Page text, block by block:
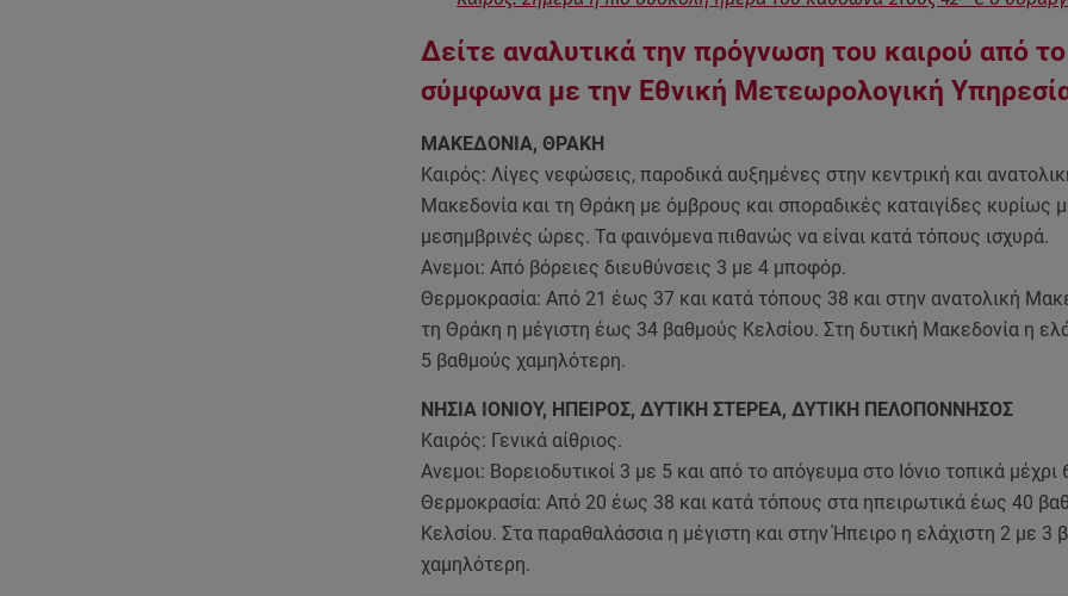
Δείτε αναλυτικά την πρόγνωση του καιρού από
σύμφωνα με την Εθνική Μετεωρολογική
ΜΑΚΕΔΟΝΙΑ, ΘΡΑΚΗ
Καιρός: Λίγες νεφώσεις, παροδικά αυξημένες στην κεντρική και
Μακεδονία και τη Θράκη με όμβρους και σποραδικές καταιγίδες κυρίως
μεσημβρινές ώρες. Τα φαινόμενα πιθανώς να είναι κατά τόπους ισχυρά.
Ανεμοι: Από βόρειες διευθύνσεις 3 με 4 μποφόρ.
Θερμοκρασία: Από 21 έως 37 και κατά τόπους 38 και στην ανατολική
τη Θράκη η μέγιστη έως 34 βαθμούς Κελσίου. Στη δυτική Μακεδονία η
5 βαθμούς χαμηλότερη.
ΝΗΣΙΑ ΙΟΝΙΟΥ, ΗΠΕΙΡΟΣ, ΔΥΤΙΚΗ ΣΤΕΡΕΑ, ΔΥΤΙΚΗ ΠΕΛΟΠΟΝΝΗΣΟΣ
Καιρός: Γενικά αίθριος.
Ανεμοι: Bορειοδυτικοί 3 με 5 και από το απόγευμα στο Ιόνιο τοπικά
Θερμοκρασία: Από 20 έως 38 και κατά τόπους στα ηπειρωτικά έως 40
Κελσίου. Στα παραθαλάσσια η μέγιστη και στην Ήπειρο η ελάχιστη 2 με 3
χαμηλότερη.